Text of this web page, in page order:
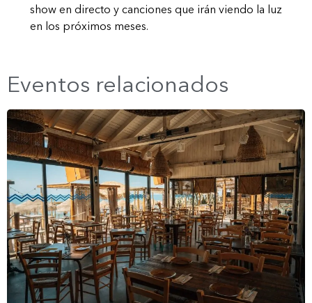
show en directo y canciones que irán viendo la luz
en los próximos meses.
Eventos relacionados